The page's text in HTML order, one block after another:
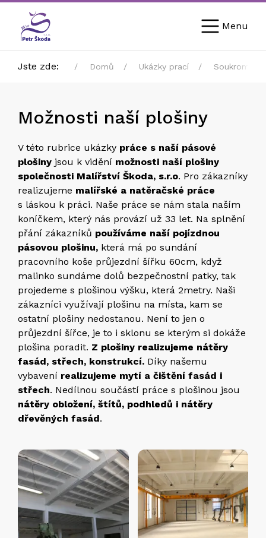
Menu
Jste zde: Domů Ukázky prací Soukromý
Možnosti naší plošiny
V této rubrice ukázky práce s naší pásové
plošiny jsou k vidění možnosti naší plošiny
společnosti Malířství Škoda, s.r.o. Pro zákazníky
realizujeme malířské a natěračské práce
s láskou k práci. Naše práce se nám stala naším
koníčkem, který nás provází už 33 let. Na splnění
přání zákazníků používáme naší pojízdnou
pásovou plošinu, která má po sundání
pracovního koše průjezdní šířku 60cm, když
malinko sundáme dolů bezpečnostní patky, tak
projedeme s plošinou výšku, která 2metry. Naši
zákazníci využívají plošinu na místa, kam se
ostatní plošiny nedostanou. Není to jen o
průjezdní šířce, je to i sklonu se kterým si dokáže
plošina poradit. Z plošiny realizujeme nátěry
fasád, střech, konstrukcí. Díky našemu
vybavení realizujeme mytí a čištění fasád i
střech. Nedílnou součástí práce s plošinou jsou
nátěry obložení, štítů, podhledů i nátěry
dřevěných fasád.